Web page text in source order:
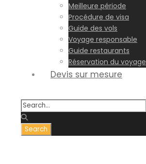
Meilleure période
Procédure de visa
Guide des vols
Voyage responsable
Guide restaurants
Réservation du voyage
Devis sur mesure